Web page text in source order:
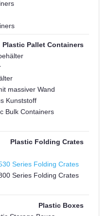
Plastic Pallet Containers
massiver Wand
Kunststoff
Bulk Containers
Plastic Folding Crates
Series Folding Crates
Series Folding Crates
Plastic Boxes